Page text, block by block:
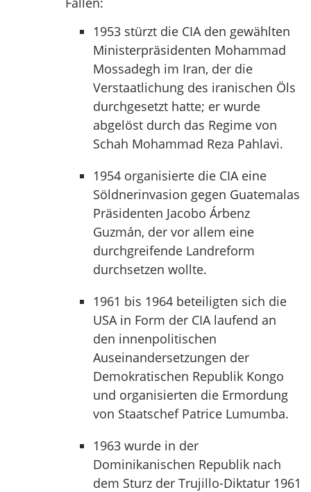
1953 stürzt die CIA den gewählten
Ministerpräsidenten Mohammad
Mossadegh im Iran, der die
Verstaatlichung des iranischen Öls
durchgesetzt hatte; er wurde
abgelöst durch das Regime von
Schah Mohammad Reza Pahlavi.
1954 organisierte die CIA eine
Söldnerinvasion gegen Guatemalas
Präsidenten Jacobo Árbenz
Guzmán, der vor allem eine
durchgreifende Landreform
durchsetzen wollte.
1961 bis 1964 beteiligten sich die
USA in Form der CIA laufend an
den innenpolitischen
Auseinandersetzungen der
Demokratischen Republik Kongo
und organisierten die Ermordung
von Staatschef Patrice Lumumba.
1963 wurde in der
Dominikanischen Republik nach
dem Sturz der Trujillo-Diktatur 1961